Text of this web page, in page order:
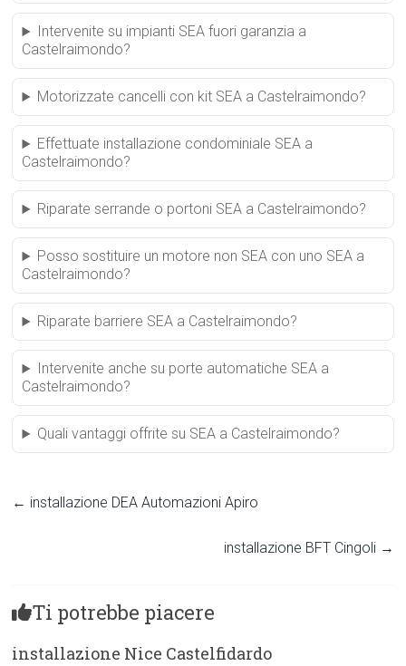
Intervenite su impianti SEA fuori garanzia a
Castelraimondo?
Motorizzate cancelli con kit SEA a Castelraimondo?
Effettuate installazione condominiale SEA a
Castelraimondo?
Riparate serrande o portoni SEA a Castelraimondo?
Posso sostituire un motore non SEA con uno SEA a
Castelraimondo?
Riparate barriere SEA a Castelraimondo?
Intervenite anche su porte automatiche SEA a
Castelraimondo?
Quali vantaggi offrite su SEA a Castelraimondo?
← installazione DEA Automazioni Apiro
installazione BFT Cingoli →
Ti potrebbe piacere
installazione Nice Castelfidardo